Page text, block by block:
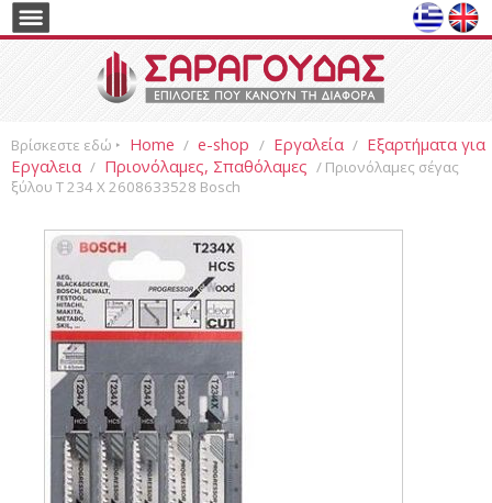
Βρίσκεστε εδώ ‣ Home / e-shop / Εργαλεία / Εξαρτήματα για
Εργαλεια / Πριονόλαμες, Σπαθόλαμες / Πριονόλαμες σέγας
ξύλου T 234 X 2608633528 Bosch